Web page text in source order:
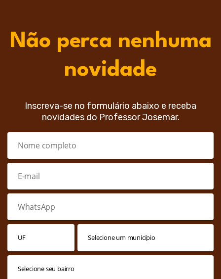
Não perca nenhuma
novidade
Inscreva-se no formulário abaixo e receba
novidades do Professor Josemar.